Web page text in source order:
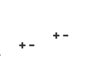
Navigationsmenü